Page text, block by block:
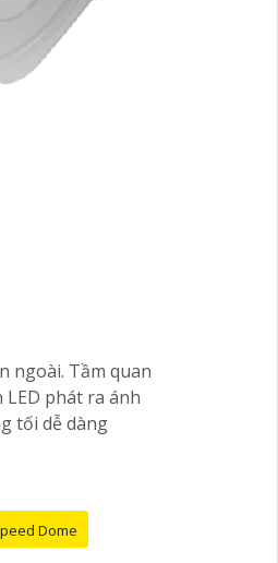
ngoài. Tầm quan
phát ra ánh
tối dễ dàng
Dome